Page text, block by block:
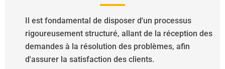
Il est fondamental de disposer d'un processus
rigoureusement structuré, allant de la réception des
demandes à la résolution des problèmes, afin
d'assurer la satisfaction des clients.